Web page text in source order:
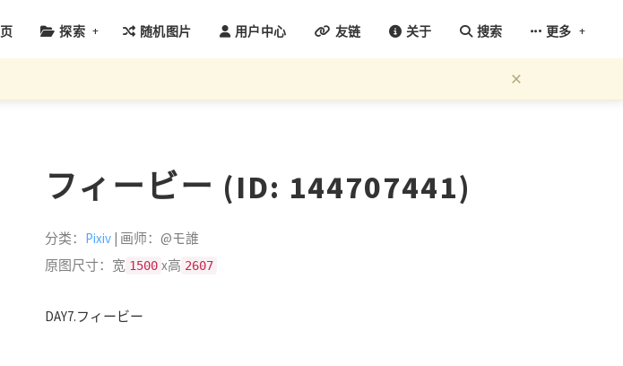
探索 + 随机图片 用户中心 友链 关于 搜索 更多 +
×
フィービー (ID: 144707441)
分类： Pixiv | 画师：@モ誰
原图尺寸：宽 1500 x高 2607
DAY7.フィービー